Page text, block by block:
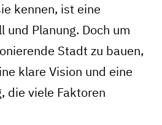
kennen, ist eine
und Planung. Doch um
Stadt zu bauen,
klare Vision und eine
die viele Faktoren